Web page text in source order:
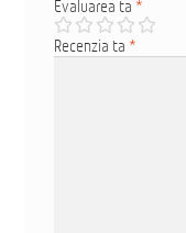
Evaluarea ta *
Recenzia ta *